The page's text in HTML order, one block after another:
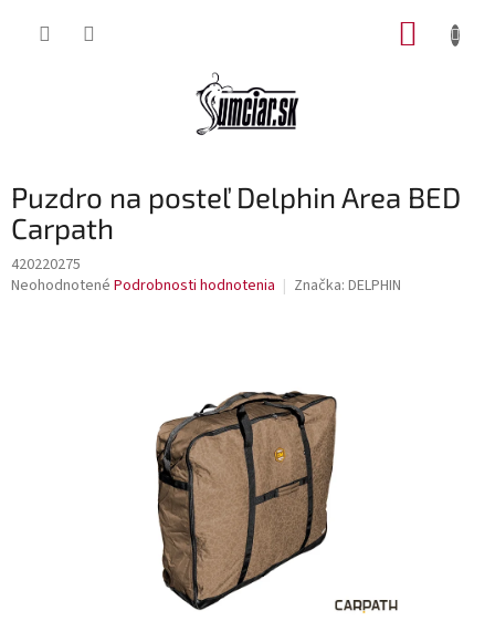
Puzdro na posteľ Delphin Area BED
Carpath
420220275
Priemerné
Neohodnotené Podrobnosti hodnotenia Značka: DELPHIN